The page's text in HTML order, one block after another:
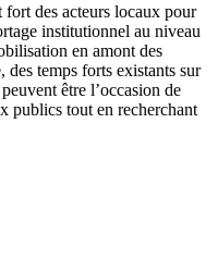
des acteurs locaux pour
institutionnel au niveau
en amont des
des temps forts existants sur
être l’occasion de
publics tout en recherchant